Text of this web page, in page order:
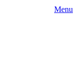
Menu